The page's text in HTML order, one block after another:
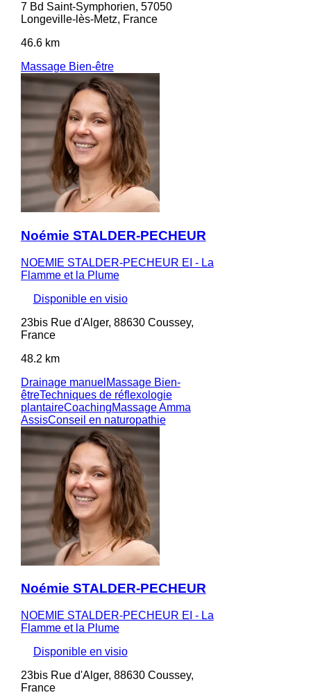
7 Bd Saint-Symphorien, 57050
Longeville-lès-Metz, France
46.6 km
Massage Bien-être
Noémie STALDER-PECHEUR
NOEMIE STALDER-PECHEUR EI - La
Flamme et la Plume
Disponible en visio
23bis Rue d'Alger, 88630 Coussey,
France
48.2 km
Drainage manuel Massage Bien-
êtreTechniques de réflexologie
plantaireCoachingMassage Amma
AssisConseil en naturopathie
Noémie STALDER-PECHEUR
NOEMIE STALDER-PECHEUR EI - La
Flamme et la Plume
Disponible en visio
23bis Rue d'Alger, 88630 Coussey,
France